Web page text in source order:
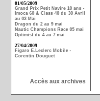
01/05/2009
Grand Prix Petit Navire 10 ans -
Imoca 60 & Class 40 du 30 Avril
au 03 Mai
Dragon du 2 au 9 mai
Nautic Champions Race 05 mai
Optimist du 4 au 7 mai
27/04/2009
Figaro E.Leclerc Mobile -
Corentin Douguet
Accès aux archives